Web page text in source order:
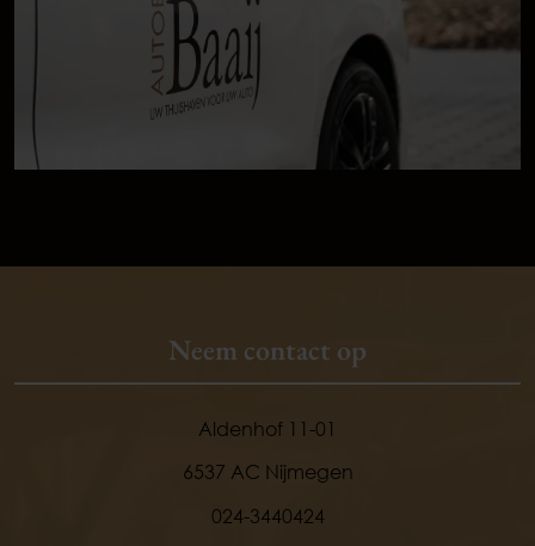
Neem contact op
Aldenhof 11-01
6537 AC Nijmegen
024-3440424